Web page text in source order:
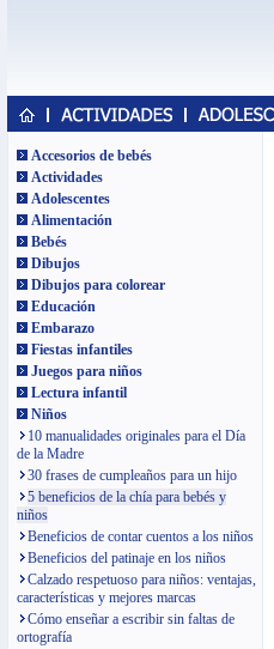
Accesorios de bebés
Actividades
Adolescentes
Alimentación
Bebés
Dibujos
Dibujos para colorear
Educación
Embarazo
Fiestas infantiles
Juegos para niños
Lectura infantil
Niños
10 manualidades originales para el Día
de la Madre
30 frases de cumpleaños para un hijo
5 beneficios de la chía para bebés y
niños
Beneficios de contar cuentos a los niños
Beneficios del patinaje en los niños
Calzado respetuoso para niños: ventajas,
características y mejores marcas
Cómo enseñar a escribir sin faltas de
ortografía